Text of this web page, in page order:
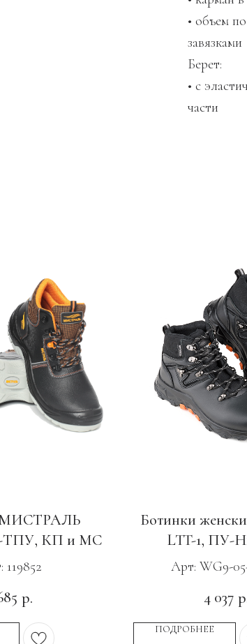
• объем
завязками
Берет:
• с
части
МИСТРАЛЬ
ТПУ, КП и МС
119852
р.
Ботинки
LTT-1, ПУ-
Арт: WG9-
4 037
ПОДРОБНЕЕ